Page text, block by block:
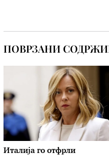
ПОВРЗАНИ
Италија го отфрли